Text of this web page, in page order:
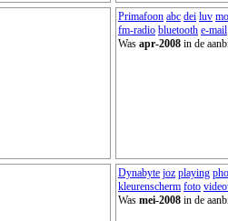
Primafoon abc dei luv
fm-radio bluetooth e-mail
Was apr-2008 in de
Dynabyte joz playing
kleurenscherm foto
Was mei-2008 in de